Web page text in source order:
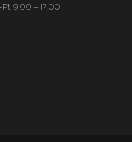
9.00 – 17.00